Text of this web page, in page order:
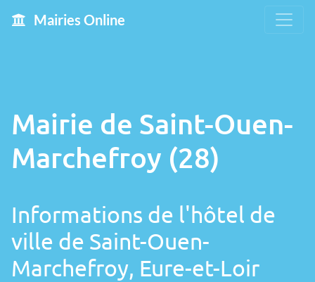
Mairies Online
Mairie de Saint-Ouen-
Marchefroy (28)
Informations de l'hôtel de
ville de Saint-Ouen-
Marchefroy, Eure-et-Loir